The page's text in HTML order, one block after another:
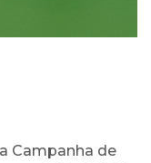
Campanha de